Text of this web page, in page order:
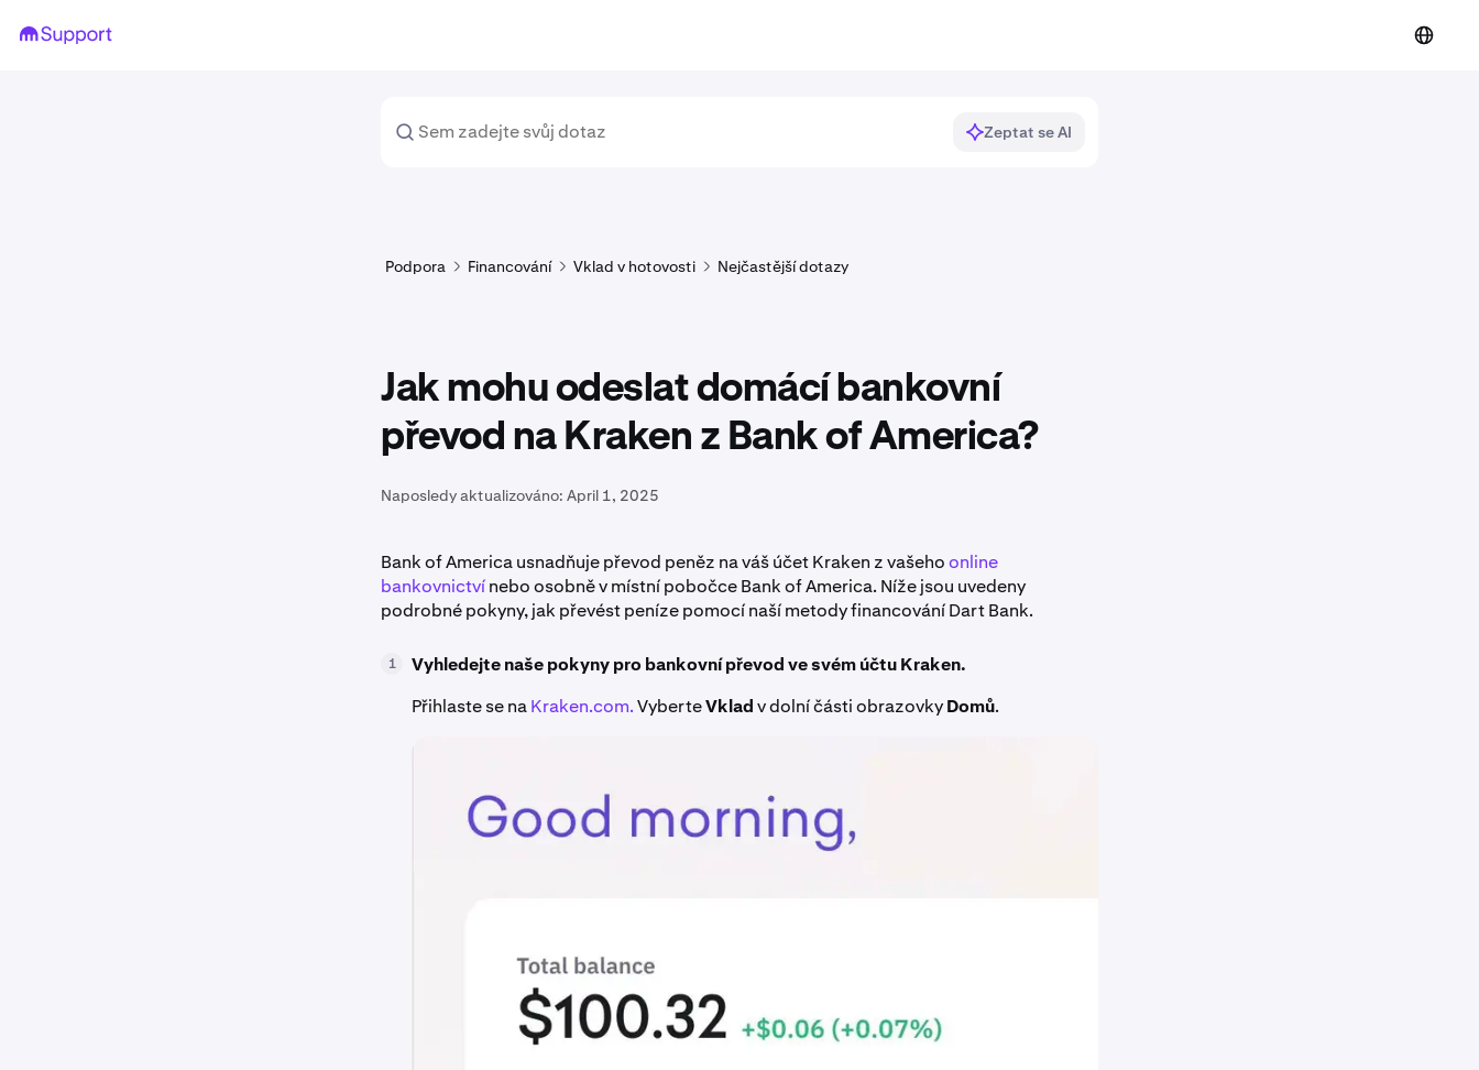
Zeptat se AI
Podpora Financování Vklad v hotovosti Nejčastější dotazy
Jak mohu odeslat domácí bankovní
převod na Kraken z Bank of America?
Naposledy aktualizováno: April 1, 2025
Bank of America usnadňuje převod peněz na váš účet Kraken z vašehoonline
bankovnictvínebo osobně v místní pobočce Bank of America. Níže jsou uvedeny
podrobné pokyny, jak převést peníze pomocí naší metody financování Dart Bank.
1
Vyhledejte naše pokyny pro bankovní převod ve svém účtu Kraken.
Přihlaste se naKraken.com.VyberteVkladv dolní části obrazovkyDomů.